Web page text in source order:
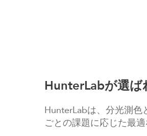
HunterLabが選ば
HunterLabは、分光測
ごとの課題に応じた最